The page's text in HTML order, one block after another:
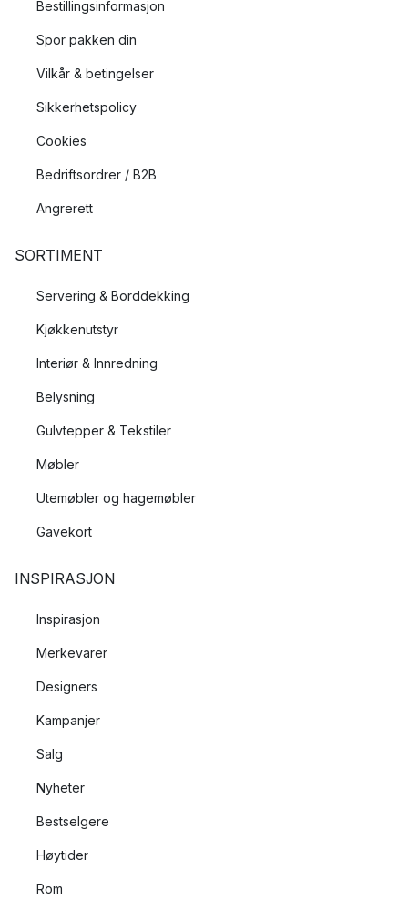
Bestillingsinformasjon
Spor pakken din
Vilkår & betingelser
Sikkerhetspolicy
Cookies
Bedriftsordrer / B2B
Angrerett
SORTIMENT
Servering & Borddekking
Kjøkkenutstyr
Interiør & Innredning
Belysning
Gulvtepper & Tekstiler
Møbler
Utemøbler og hagemøbler
Gavekort
INSPIRASJON
Inspirasjon
Merkevarer
Designers
Kampanjer
Salg
Nyheter
Bestselgere
Høytider
Rom